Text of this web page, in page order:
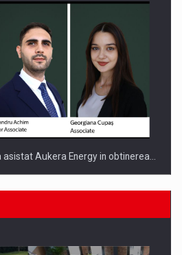
Aukera Energy in obtinerea…